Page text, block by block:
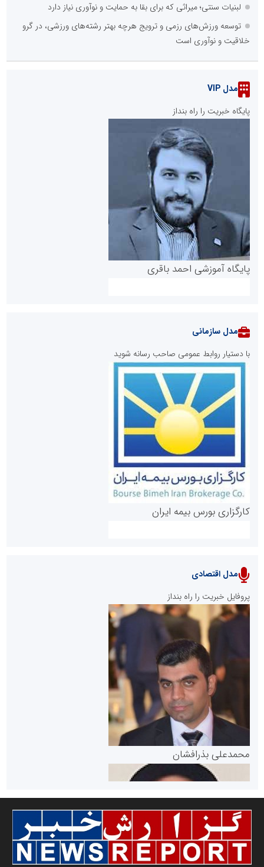
لبنیات سنتی؛ میراثی که برای بقا به حمایت و نوآوری نیاز دارد
توسعه ورزش‌های رزمی و ترویج هرچه بهتر رشته‌های ورزشی، در گرو
خلاقیت و نوآوری است
مدل VIP
پایگاه خبریت را راه بنداز
پایگاه آموزشی احمد باقری
روابط عمومی خبرگزاری گزارش خبر
پایگاه خبری نهضت ملی مسکن
پایگاه خبری گفتمان یزد
مدل سازمانی
با دستیار روابط عمومی صاحب رسانه شوید
کارگزاری بورس بیمه ایران
سازمان بورس و اوراق بهادار
مرجع اخبار موثق در بازارسرمایه
سازمان صنعت،معدن و تجارت
مدل اقتصادی
پروفایل خبریت را راه بنداز
محمدعلی بذرافشان